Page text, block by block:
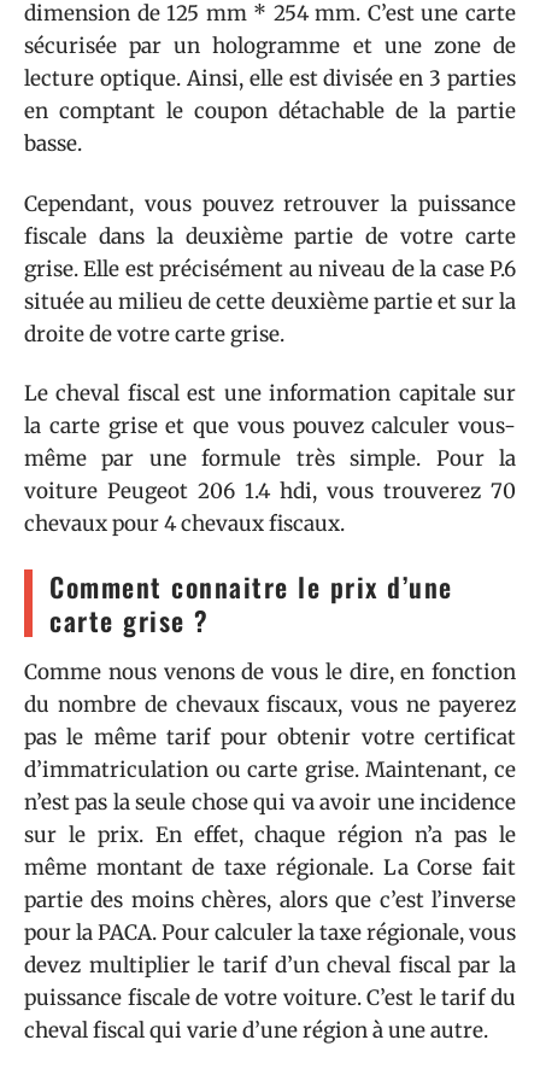
dimension de 125 mm * 254 mm. C’est une carte
sécurisée par un hologramme et une zone de
lecture optique. Ainsi, elle est divisée en 3 parties
en comptant le coupon détachable de la partie
basse.
Cependant, vous pouvez retrouver la puissance
fiscale dans la deuxième partie de votre carte
grise. Elle est précisément au niveau de la case P.6
située au milieu de cette deuxième partie et sur la
droite de votre carte grise.
Le cheval fiscal est une information capitale sur
la carte grise et que vous pouvez calculer vous-
même par une formule très simple. Pour la
voiture Peugeot 206 1.4 hdi, vous trouverez 70
chevaux pour 4 chevaux fiscaux.
Comment connaitre le prix d’une
carte grise ?
Comme nous venons de vous le dire, en fonction
du nombre de chevaux fiscaux, vous ne payerez
pas le même tarif pour obtenir votre certificat
d’immatriculation ou carte grise. Maintenant, ce
n’est pas la seule chose qui va avoir une incidence
sur le prix. En effet, chaque région n’a pas le
même montant de taxe régionale. La Corse fait
partie des moins chères, alors que c’est l’inverse
pour la PACA. Pour calculer la taxe régionale, vous
devez multiplier le tarif d’un cheval fiscal par la
puissance fiscale de votre voiture. C’est le tarif du
cheval fiscal qui varie d’une région à une autre.